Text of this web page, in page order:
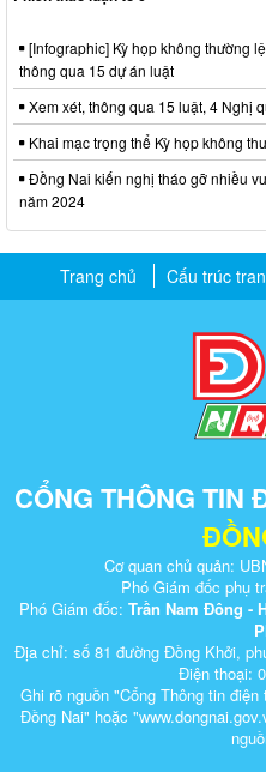
[Infographic] Kỳ họp không thường
thông qua 15 dự án luật
Xem xét, thông qua 15 luật, 4 Nghị
Khai mạc trọng thể Kỳ họp không
Đồng Nai kiến nghị tháo gỡ nhiều
năm 2024
Trang chủ Cấu trúc
CỔNG THÔNG TIN
Cơ quan chủ quản:
Phó Giám đốc phụ
Phó Giám đốc: Trần Nam Đông -
Địa chỉ: số 81 đường Đồng Khởi,
Điện thoại:
Ghi rõ nguồn "Cổng Thông tin
Đồng Nai" hoặc